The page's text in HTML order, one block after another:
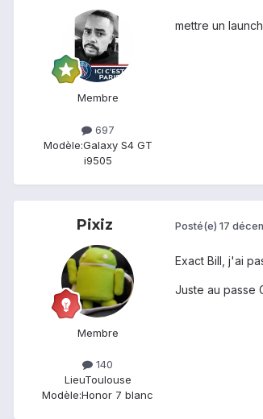
Membre
697
Modèle:Galaxy S4 GT
i9505
mettre un
Pixiz
Membre
140
LieuToulouse
Modèle:Honor 7 blanc
Posté(e) 17
Exact Bill, j'ai
Juste au passe